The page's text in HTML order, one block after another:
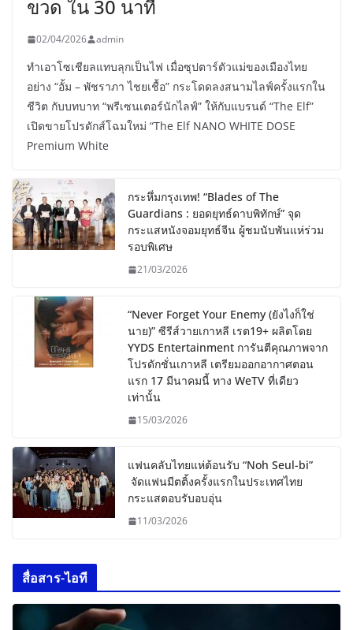
ขวด ใน 30 นาที
02/04/2026 admin
ทำเอาโซเชียลแทบลุกเป็นไฟ เมื่อซุปตาร์ตัวแม่ของเมืองไทย
อย่าง “อั้ม – พัชราภา ไชยเชื้อ” กระโดดลงสนามไลฟ์ครั้งแรกใน
ชีวิต กับบทบาท “พรีเซนเตอร์นักไลฟ์” ให้กับแบรนด์ “The Elf”
เปิดขายโปรดักส์โฉมใหม่ “The Elf NANO WHITE DOSE
Premium White
กระหึ่มกรุงเทพ! “Blades of The
Guardians : ยอดยุทธ์ดาบพิทักษ์” จุด
กระแสหนังจอมยุทธ์จีน ผู้ชมนับพันแห่ร่วม
รอบพิเศษ
21/03/2026
“Never Forget Your Enemy (ยังไงก็ใช่
นาย)” ซีรีส์วายเกาหลี เรต19+ ผลิตโดย
YYDS Entertainment การันตีคุณภาพจาก
โปรดักชั่นเกาหลี เตรียมออกอากาศตอน
แรก 17 มีนาคมนี้ ทาง WeTV ที่เดียว
เท่านั้น
15/03/2026
แฟนคลับไทยแห่ต้อนรับ “Noh Seul-bi”
จัดแฟนมีตติ้งครั้งแรกในประเทศไทย
กระแสตอบรับอบอุ่น
11/03/2026
สื่อสาร-ไอที